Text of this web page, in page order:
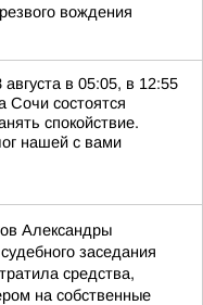
вождения
в 05:05, в 12:55
Сочи состоятся
спокойствие.
нашей с вами
Александры
заседания
средства,
на собственные